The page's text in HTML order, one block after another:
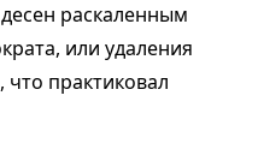
раскаленным
или удаления
практиковал